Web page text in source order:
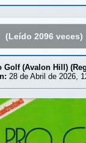
(Leído 2096 veces)
Golf (Avalon Hill)
28 de Abril de 2026,